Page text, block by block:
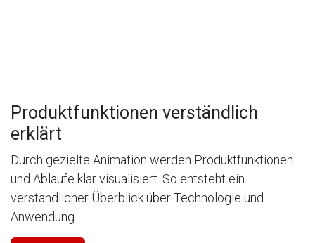
Produktfunktionen verständlich
erklärt
Durch gezielte Animation werden Produktfunktionen
und Abläufe klar visualisiert. So entsteht ein
verständlicher Überblick über Technologie und
Anwendung.